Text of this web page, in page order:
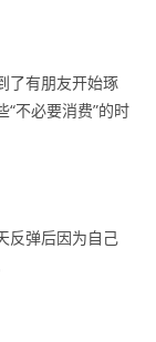
了有朋友开始琢
不必要消费”的时
反弹后因为自己